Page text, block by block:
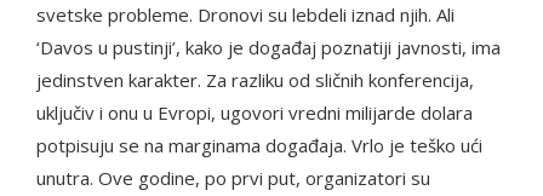
svetske probleme. Dronovi su lebdeli iznad njih. Ali
‘Davos u pustinji’, kako je događaj poznatiji javnosti, ima
jedinstven karakter. Za razliku od sličnih konferencija,
uključiv i onu u Evropi, ugovori vredni milijarde dolara
potpisuju se na marginama događaja. Vrlo je teško ući
unutra. Ove godine, po prvi put, organizatori su